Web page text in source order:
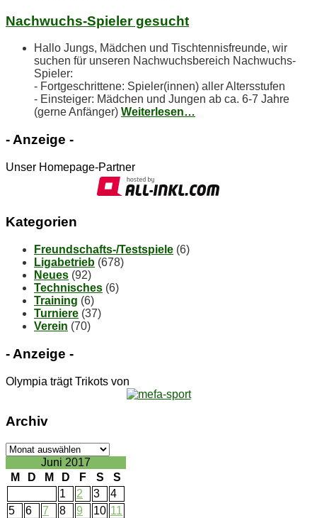
Nach­wuchs-Spie­ler gesucht
Hallo Jungs, Mädchen und Tischtennisfreunde, wir
suchen für unseren Nachwuchsbereich Nachwuchs-
Spieler:
- Fortgeschrittene: Spieler(innen) aller Altersstufen
- Einsteiger: Mädchen und Jungen ab ca. 6-7 Jahre
(gerne Anfänger) Weiterlesen…
- An­zei­ge -
Unser Homepage-Partner
Ka­te­go­rien
Freundschafts-/Testspiele (6)
Ligabetrieb (678)
Neues (92)
Technisches (6)
Training (6)
Turniere (37)
Verein (70)
- An­zei­ge -
Olympia trägt Trikots von
Ar­chiv
Ar­
Juni 2017
M
D M D F S
S
1
2 3
4
5
6 7 8 9 10 11